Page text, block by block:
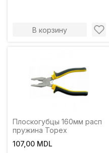
В корзину
Плоскогубцы 160мм расп
пружина Topex
107,00 MDL